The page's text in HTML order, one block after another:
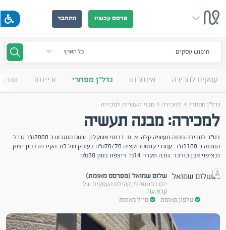
פרסם עכשיו התחבר
חיפוש עסקים
עסקים למכירה אינטרנט נדל"ן מסחרי זכיינות
נדל"ן מסחרי> למכירה >מבני תעשייה למכירה
למכירה: מבנה תעשיה
בס"ד למכירה מבנה תעשיה קלה. א. ת. דרומי אשקלון. שטח המגרש כ 2000מ'ר גודל
המבנה כ 1180מ'ר. עמודי קונסטרוקציה 70/70ס"מ בעומק של 3מ. הקירות בטון יצוק
ובציפוי אבן כורכר. גובה תקרה 14מ'. ריצפת בטון 30ס'מ
שלום שמואל (מפרסם מאומת)
יזם במונופולי, קהילת העסקים של
קרא עוד
טלפון מאומת
מייל מאומת